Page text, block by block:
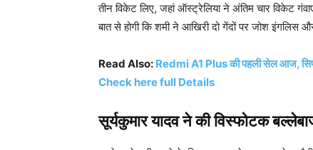
तीन विकेट लिए, जहां ऑस्ट्रेलिया ने अंतिम चार विकेट
बात से होगी कि शमी ने आखिरी दो गेंदों पर जोश इंगलिस
Read Also: Redmi A1 Plus की पहली सेल आज,
Check here full Details
सूर्यकुमार यादव ने की विस्फोटक